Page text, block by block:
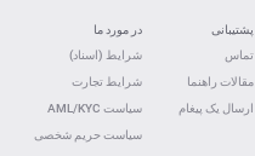
پشتیبانی
تماس
مقالات راهنما
ارسال یک پیغام
در مورد ما
شرایط (اسناد)
شرایط تجارت
سیاست AML/KYC
سیاست حریم شخصی